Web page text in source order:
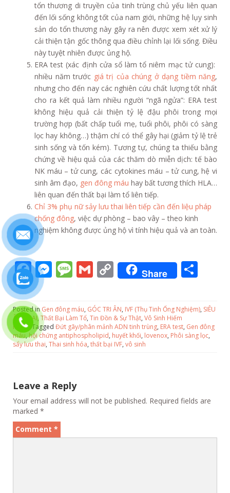
tổn thương di truyền của tinh trùng chủ yếu liên quan
đến lối sống không tốt của nam giới, những hệ lụy sinh
sản do tổn thương này gây ra nên được xem xét xử lý
cải thiện tận gốc thông qua điều chỉnh lại lối sống. Điều
này tuyệt nhiên được ủng hộ.
ERA test (xác định cửa sổ làm tổ niêm mạc tử cung):
nhiều năm trước giá trị của chúng ở dạng tiềm năng,
nhưng cho đến nay các nghiên cứu chất lượng tốt nhất
cho ra kết quả làm nhiều người “ngã ngửa”: ERA test
không hiệu quả cải thiện tỷ lệ đậu phôi trong mọi
trường hợp (bất chấp tuổi mẹ, tuổi phôi, phôi có sàng
lọc hay không…) thậm chí có thể gây hại (giảm tỷ lệ trẻ
sinh sống và tốn kém). Tương tự, chúng ta thiếu bằng
chứng về hiệu quả của các thăm dò miễn dịch: tế bào
NK máu – tử cung, các cytokines máu – tử cung, hệ vi
sinh âm đạo, gen đông máu hay bất tương thích HLA…
liên quan đến thất bại làm tổ liên tiếp.
Chỉ 3% phụ nữ sảy lưu thai liên tiếp cần đến liệu pháp
chống đông, việc dự phòng – bao vây – theo kinh
nghiệm không được ủng hộ vì tính hiệu quả và an toàn.
F
ac
e
b
o
o
M
ss
e
n
g
M
ss
a
g
e
G
ai
l
C
o
p
y
Li
n
Share
ar
e
Posted inGen đông máu, GÓC TRI ÂN, IVF (Thụ Tinh Ống Nghiệm), SIÊU
ÂM THAI,Thất Bại Làm Tổ, Tin Đồn & Sự Thật, Vô Sinh Hiếm
Muộn Tagged Đứt gãy/phân mảnh ADN tinh trùng, ERA test, Gen đông
máu,hội chứng antiphospholipid, huyết khối, lovenox, Phôi sàng lọc,
sẩy lưu thai, Thai sinh hóa, thất bại IVF, vô sinh
Leave a Reply
Your email address will not be published. Required fields are
marked *
Comment *